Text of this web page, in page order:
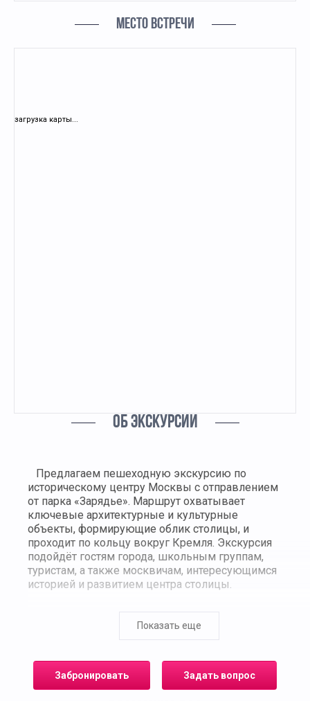
МЕСТО ВСТРЕЧИ
загрузка карты...
ОБ ЭКСКУРСИИ
Предлагаем пешеходную экскурсию по
историческому центру Москвы с отправлением
от парка «Зарядье». Маршрут охватывает
ключевые архитектурные и культурные
объекты, формирующие облик столицы, и
проходит по кольцу вокруг Кремля. Экскурсия
подойдёт гостям города, школьным группам,
туристам, а также москвичам, интересующимся
историей и развитием центра столицы.
современное общественное пространство,
купола церквей, Парящий мост, фасады
Китайгородской стены и панораму Кремля.
Показать еще
Забронировать Задать вопрос